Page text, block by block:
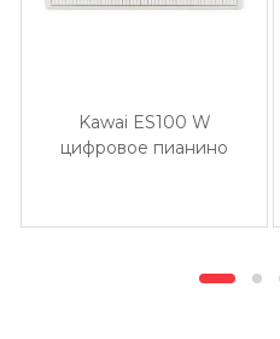
Kawai ES100 W
цифровое пианино